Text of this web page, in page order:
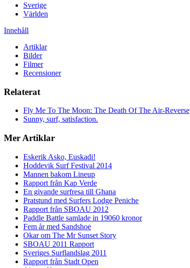
Sverige
Världen
Innehåll
Artiklar
Bilder
Filmer
Recensioner
Relaterat
Fly Me To The Moon: The Death Of The Air-Reverse
Sunny, surf, satisfaction.
Mer Artiklar
Eskerik Asko, Euskadi!
Hoddevik Surf Festival 2014
Mannen bakom Lineup
Rapport från Kap Verde
En givande surfresa till Ghana
Pratstund med Surfers Lodge Peniche
Rapport från SBOAU 2012
Paddle Battle samlade in 19060 kronor
Fem år med Sandshoe
Okar om The Mr Sunset Story
SBOAU 2011 Rapport
Sveriges Surflandslag 2011
Rapport från Stadt Open